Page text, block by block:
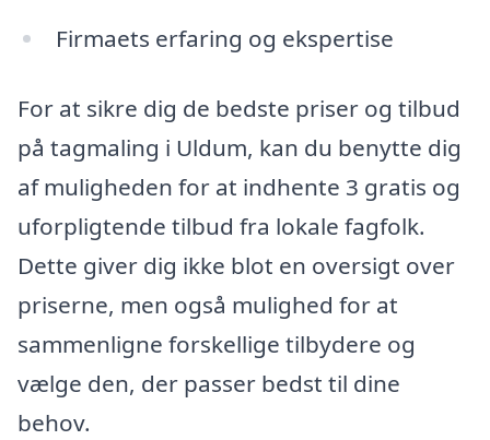
Firmaets erfaring og ekspertise
For at sikre dig de bedste priser og tilbud
på tagmaling i Uldum, kan du benytte dig
af muligheden for at indhente 3 gratis og
uforpligtende tilbud fra lokale fagfolk.
Dette giver dig ikke blot en oversigt over
priserne, men også mulighed for at
sammenligne forskellige tilbydere og
vælge den, der passer bedst til dine
behov.